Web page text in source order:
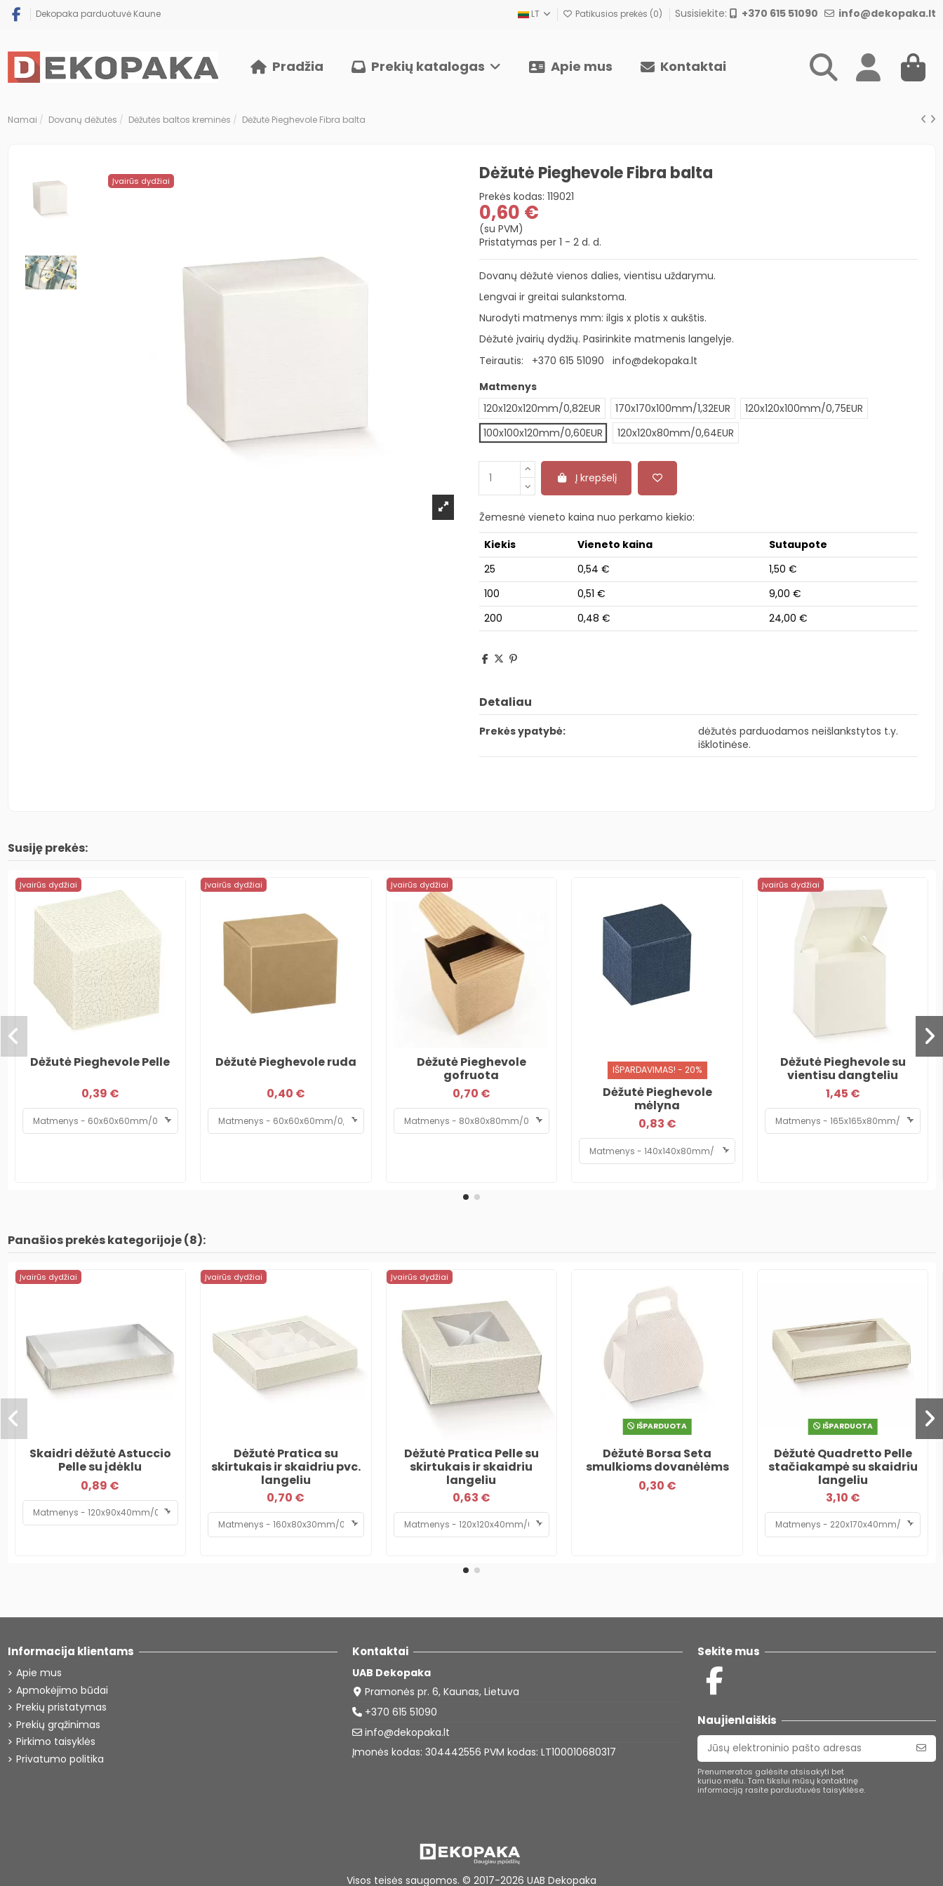
Dekopaka parduotuvė Kaune LT Patikusios prekės (0) Susisiekite: +370 615 51090 info@dekopaka.lt
Pradžia Prekių katalogas Apie mus Kontaktai
Namai Dovanų dėžutės Dėžutės baltos kreminės Dėžutė Pieghevole Fibra balta
Įvairūs dydžiai Dėžutė Pieghevole Fibra balta
Prekės kodas: 119021
0,60 €
(su PVM)
Pristatymas per 1 - 2 d. d.
Dovanų dėžutė vienos dalies, vientisu uždarymu.
Lengvai ir greitai sulankstoma.
Nurodyti matmenys mm: ilgis x plotis x aukštis.
Dėžutė įvairių dydžių. Pasirinkite matmenis langelyje.
Teirautis:
+370 615 51090
info@dekopaka.lt
Matmenys
120x120x120mm/0,82EUR
170x170x100mm/1,32EUR
120x120x100mm/0,75EUR
100x100x120mm/0,60EUR
120x120x80mm/0,64EUR
Į krepšelį
Žemesnė vieneto kaina nuo perkamo kiekio:
Kiekis
Vieneto kaina
Sutaupote
25
0,54 €
1,50 €
100
0,51 €
9,00 €
200
0,48 € 24,00 €
Detaliau
Prekės ypatybė:
dėžutės parduodamos neišlankstytos t.y.
išklotinėse.
Susiję prekės:
Įvairūs dydžiai
Dėžutė Pieghevole Pelle
0,39 €
Įvairūs dydžiai
Dėžutė Pieghevole ruda
0,40 €
Įvairūs dydžiai
Dėžutė Pieghevole
gofruota
0,70 €
IŠPARDAVIMAS! - 20%
Dėžutė Pieghevole
mėlyna
0,83 €
Įvairūs dydžiai
Dėžutė Pieghevole su
vientisu dangteliu
1,45 €
Panašios prekės kategorijoje (8):
Įvairūs dydžiai
Skaidri dėžutė Astuccio
Pelle su įdėklu
0,89 €
Įvairūs dydžiai
Dėžutė Pratica su
skirtukais ir skaidriu pvc.
langeliu
0,70 €
Įvairūs dydžiai
Dėžutė Pratica Pelle su
skirtukais ir skaidriu
langeliu
0,63 €
IŠPARDUOTA
Dėžutė Borsa Seta
smulkioms dovanėlėms
0,30 €
IŠPARDUOTA
Dėžutė Quadretto Pelle
stačiakampė su skaidriu
langeliu
3,10 €
Informacija klientams
Apie mus
Apmokėjimo būdai
Prekių pristatymas
Prekių grąžinimas
Pirkimo taisyklės
Privatumo politika
Kontaktai
UAB Dekopaka
Pramonės pr. 6, Kaunas, Lietuva
+370 615 51090
info@dekopaka.lt
Įmonės kodas: 304442556 PVM kodas: LT100010680317
Sekite mus
Naujienlaiškis
Prenumeratos galėsite atsisakyti bet
kuriuo metu. Tam tikslui mūsų kontaktinę
informaciją rasite parduotuvės taisyklėse.
Visos teisės saugomos. © 2017-2026 UAB Dekopaka